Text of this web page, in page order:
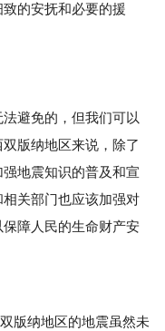
的安抚和必要的援
避免的，但我们可以
版纳地区来说，除了
地震知识的普及和宣
关部门也应该加强对
障人民的生命财产安
版纳地区的地震虽然未